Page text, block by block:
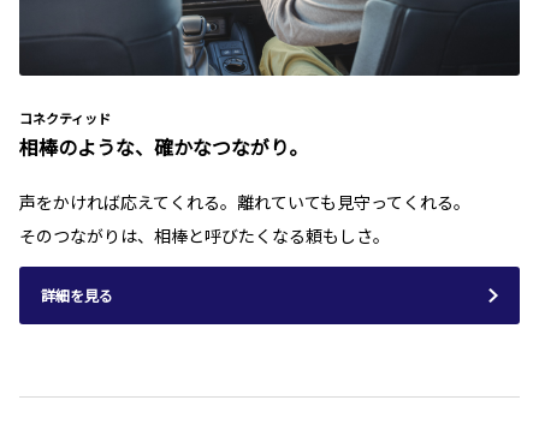
コネクティッド
相棒のような、確かなつながり。
声をかければ応えてくれる。離れていても見守ってくれる。
そのつながりは、相棒と呼びたくなる頼もしさ。
詳細を見る